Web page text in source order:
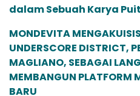
dalam Sebuah Karya
MONDEVITA
UNDERSCORE DISTRICT,
MAGLIANO, SEBAGAI
MEMBANGUN PLATFORM
BARU